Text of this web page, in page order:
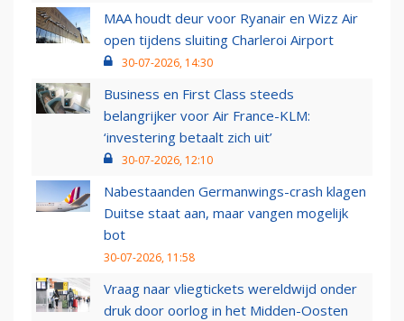
MAA houdt deur voor Ryanair en Wizz Air
open tijdens sluiting Charleroi Airport
30-07-2026, 14:30
Business en First Class steeds
belangrijker voor Air France-KLM:
‘investering betaalt zich uit’
30-07-2026, 12:10
Nabestaanden Germanwings-crash klagen
Duitse staat aan, maar vangen mogelijk
bot
30-07-2026, 11:58
Vraag naar vliegtickets wereldwijd onder
druk door oorlog in het Midden-Oosten